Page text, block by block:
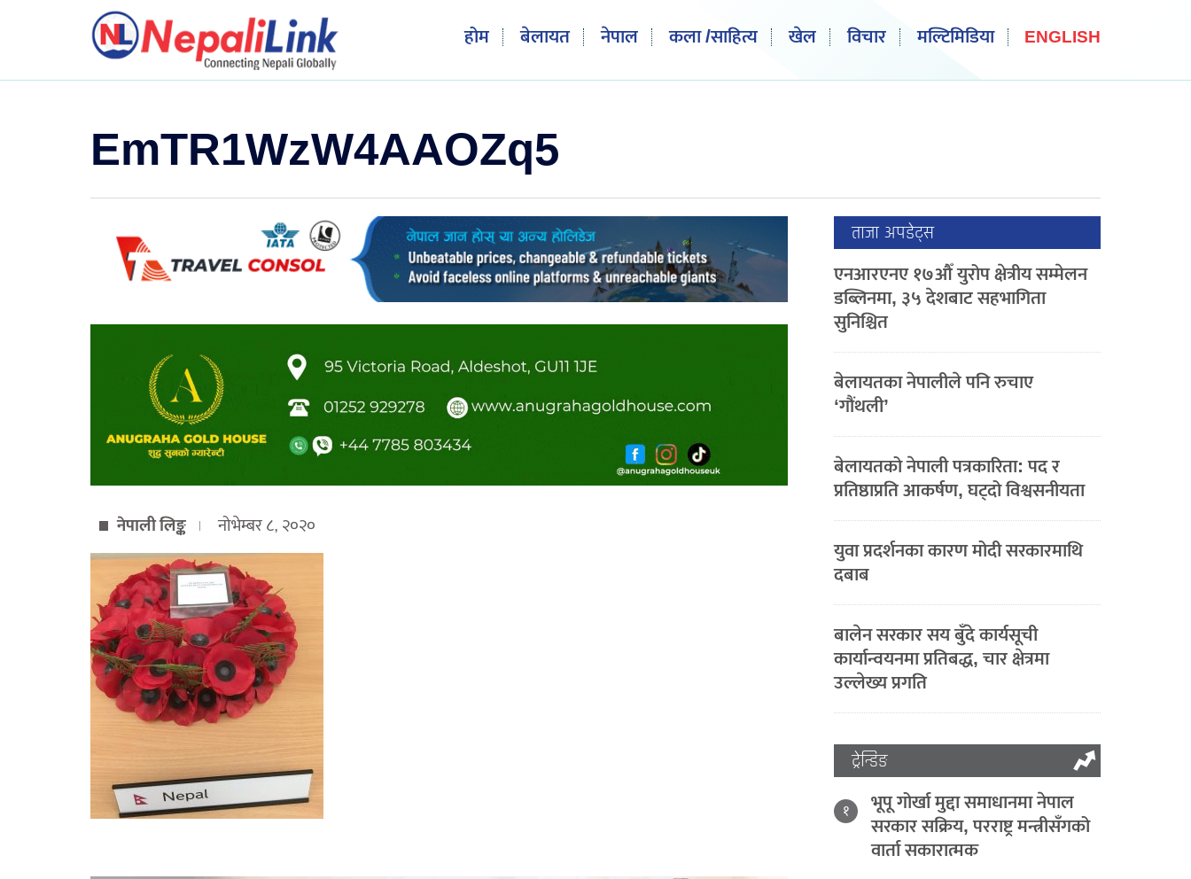
होम बेलायत नेपाल कला /साहित्य खेल विचार मल्टिमिडिया ENGLISH
EmTR1WzW4AAOZq5
नेपाली लिङ्क नोभेम्बर ८, २०२०
ताजा अपडेट्स
एनआरएनए १७औँ युरोप क्षेत्रीय सम्मेलन
डब्लिनमा, ३५ देशबाट सहभागिता
सुनिश्चित
बेलायतका नेपालीले पनि रुचाए
‘गौंथली’
बेलायतको नेपाली पत्रकारिता: पद र
प्रतिष्ठाप्रति आकर्षण, घट्दो विश्वसनीयता
युवा प्रदर्शनका कारण मोदी सरकारमाथि
दबाब
बालेन सरकार सय बुँदे कार्यसूची
कार्यान्वयनमा प्रतिबद्ध, चार क्षेत्रमा
उल्लेख्य प्रगति
ट्रेन्डिङ
१ भूपू गोर्खा मुद्दा समाधानमा नेपाल
सरकार सक्रिय, परराष्ट्र मन्त्रीसँगको
वार्ता सकारात्मक